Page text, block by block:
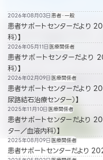
2026年08月03日患者・一般
患者サポートセンターだより
科）】
2026年05月11日医療関係者
患者サポートセンターだより
科）】
2026年02月09日医療関係者
患者サポートセンターだより
尿路結石治療センター）】
2025年11月10日医療関係者
患者サポートセンターだより
ター／血液内科）】
2025年08月09日医療関係者
患者サポートセンターだより